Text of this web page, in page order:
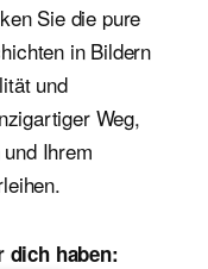
Sie die pure
in Bildern
und
Weg,
Ihrem
dich haben: